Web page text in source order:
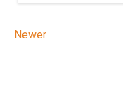
Newer